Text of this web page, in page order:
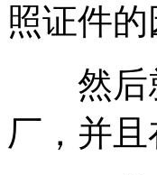
照证件
然后就
厂，并